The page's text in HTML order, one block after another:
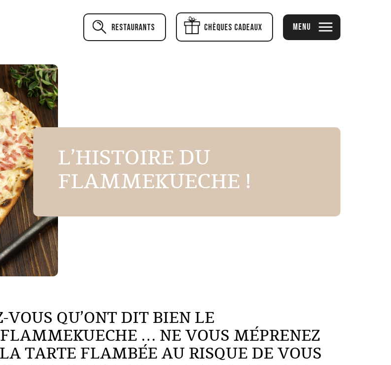
Restaurants Chèques cadeaux Menu
L’HISTOIRE DU
FLAMMEKUECHE !
VOUS QU’ONT DIT BIEN LE
… NE VOUS MÉPRENEZ
TARTE FLAMBÉE AU RISQUE DE VOUS